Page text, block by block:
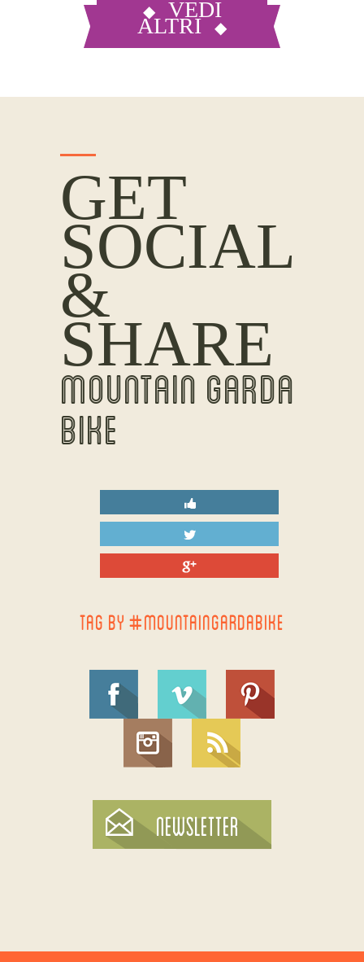
VEDI
ALTRI
GET
SOCIAL
&
SHARE
MOUNTAIN GARDA
BIKE
TAG BY #MOUNTAINGARDABIKE